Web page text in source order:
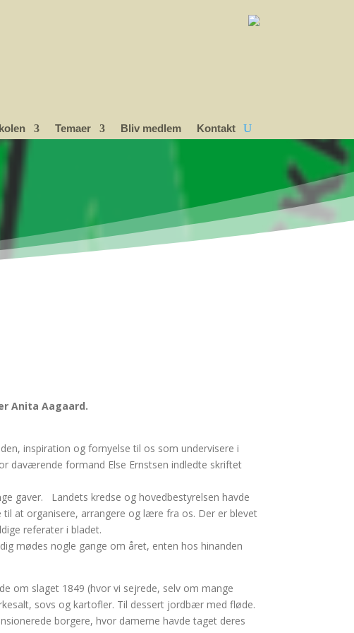
Temaer Bliv medlem Kontakt
Anita Aagaard.
inspiration og fornyelse til os som undervisere i
daværende formand Else Ernstsen indledte skriftet
gaver. Landets kredse og hovedbestyrelsen havde
at organisere, arrangere og lære fra os. Der er blevet
referater i bladet.
mødes nogle gange om året, enten hos hinanden
om slaget 1849 (hvor vi sejrede, selv om mange
sovs og kartofler. Til dessert jordbær med fløde.
borgere, hvor damerne havde taget deres